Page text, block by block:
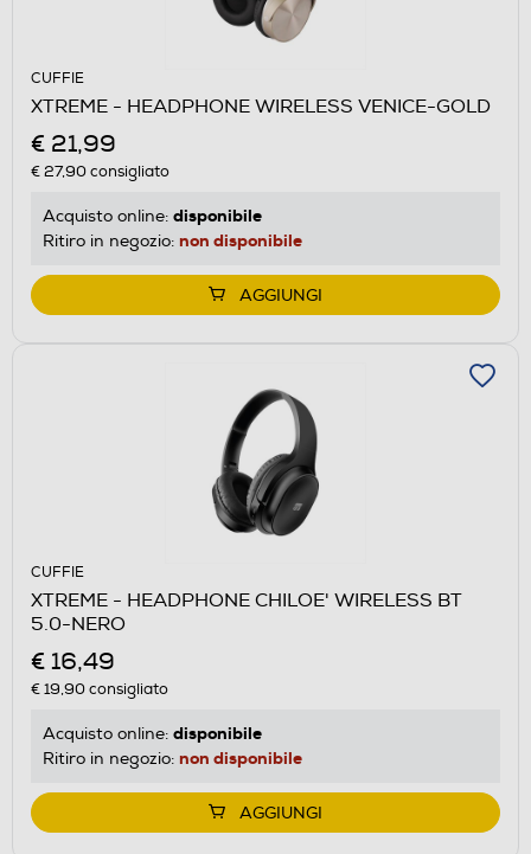
CUFFIE
XTREME - HEADPHONE WIRELESS VENICE-GOLD
€ 21,99
€ 27,90consigliato
Acquisto online: disponibile
Ritiro in negozio: non disponibile
AGGIUNGI
CUFFIE
XTREME - HEADPHONE CHILOE' WIRELESS BT
5.0-NERO
€ 16,49
€ 19,90consigliato
Acquisto online: disponibile
Ritiro in negozio: non disponibile
AGGIUNGI